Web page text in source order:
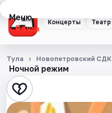
Концерты Театр
Меню
Тула
Концерты
Театр
Стендап
Ночной режим
Тула Новопетровский СДК